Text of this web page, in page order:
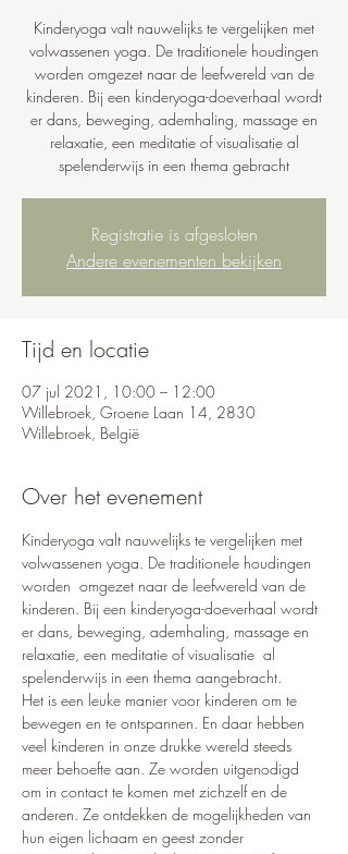
Kinderyoga valt nauwelijks te vergelijken met
volwassenen yoga. De traditionele houdingen
worden omgezet naar de leefwereld van de
kinderen. Bij een kinderyoga-doeverhaal wordt
er dans, beweging, ademhaling, massage en
relaxatie, een meditatie of visualisatie al
spelenderwijs in een thema gebracht
Registratie is afgesloten
Andere evenementen bekijken
Tijd en locatie
07 jul 2021, 10:00 – 12:00
Willebroek, Groene Laan 14, 2830
Willebroek, België
Over het evenement
Kinderyoga valt nauwelijks te vergelijken met
volwassenen yoga. De traditionele houdingen
worden  omgezet naar de leefwereld van de
kinderen. Bij een kinderyoga-doeverhaal wordt
er dans, beweging, ademhaling, massage en
relaxatie, een meditatie of visualisatie  al
spelenderwijs in een thema aangebracht.
Het is een leuke manier voor kinderen om te
bewegen en te ontspannen. En daar hebben
veel kinderen in onze drukke wereld steeds
meer behoefte aan. Ze worden uitgenodigd
om in contact te komen met zichzelf en de
anderen. Ze ontdekken de mogelijkheden van
hun eigen lichaam en geest zonder